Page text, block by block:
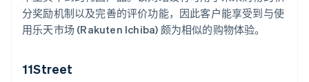
分奖励机制以及完善的评价功能，因此客户能享受到与使
用乐天市场 (Rakuten Ichiba) 颇为相似的购物体验。
11Street